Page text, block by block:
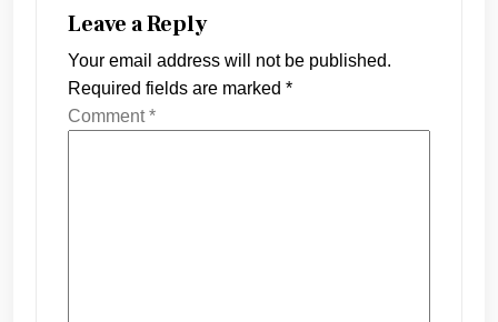
Leave a Reply
Your email address will not be published.
Required fields are marked *
Comment*